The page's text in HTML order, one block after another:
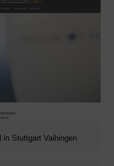
in Stuttgart Vaihingen